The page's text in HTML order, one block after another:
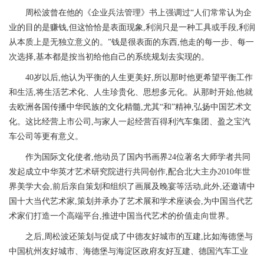
周松波曾在他的《企业兵法管理》书上强调过“人们常常认为企
业的目的是赚钱,但这恰恰是表面现象,利润只是一种工具或手段,利润
从本质上是无独立意义的。”钱是很表面的东西,他走的每一步、每一
次选择,基本都是按当初给他自己的系统规划去实现的。
40岁以后,他认为平衡的人生更美好,所以那时他更希望平衡工作
和生活,将生活艺术化、人生珍贵化、思想多元化。从那时开始,他就
去欧洲各国传播中华民族的文化精髓,尤其“和”精神,弘扬中国艺术文
化。这比经营上市公司,与家人一起经营百得利汽车集团、盈之宝汽
车公司等更有意义。
作为国际文化使者,他动员了国内书画界24位著名大师学者共同
发起成立中华英才艺术研究院进行共同创作,配合北大主办2010年世
界美学大会,前后亲自策划和组织了画展及晚宴等活动,此外,还邀请中
国十大当代艺术家,策划并承办了艺术展和学术座谈会,为中国当代艺
术家们打造一个高端平台,推进中国当代艺术的价值走向世界。
之后,周松波还策划与促成了中德友好城市的互建,比如海德堡与
中国杭州友好城市、海德堡与海淀区政府友好互建、德国汽车工业